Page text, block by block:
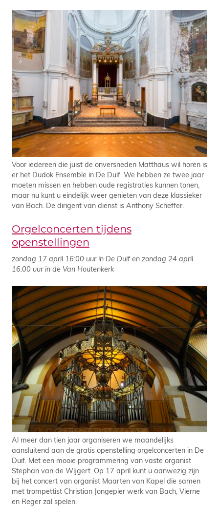
Voor iedereen die juist de onversneden Matthäus wil horen is
er het Dudok Ensemble in De Duif. We hebben ze twee jaar
moeten missen en hebben oude registraties kunnen tonen,
maar nu kunt u eindelijk weer genieten van deze klassieker
van Bach. De dirigent van dienst is Anthony Scheffer.
Orgelconcerten tijdens
openstellingen
zondag 17 april 16:00 uur in De Duif en zondag 24 april
16:00 uur in de Van Houtenkerk
Al meer dan tien jaar organiseren we maandelijks
aansluitend aan de gratis openstelling orgelconcerten in De
Duif. Met een mooie programmering van vaste organist
Stephan van de Wijgert. Op 17 april kunt u aanwezig zijn
bij het concert van organist Maarten van Kapel die samen
met trompettist Christian Jongepier werk van Bach, Vierne
en Reger zal spelen.